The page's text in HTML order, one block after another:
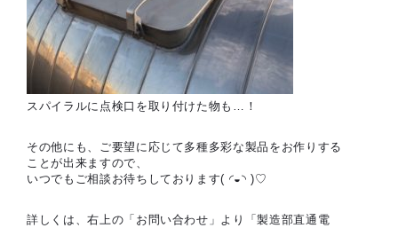
スパイラルに点検口を取り付けた物も…！
その他にも、ご要望に応じて多種多彩な製品をお作りする
ことが出来ますので、
いつでもご相談お待ちしております( ◜◒◝ )♡
詳しくは、右上の「お問い合わせ」より「製造部直通電